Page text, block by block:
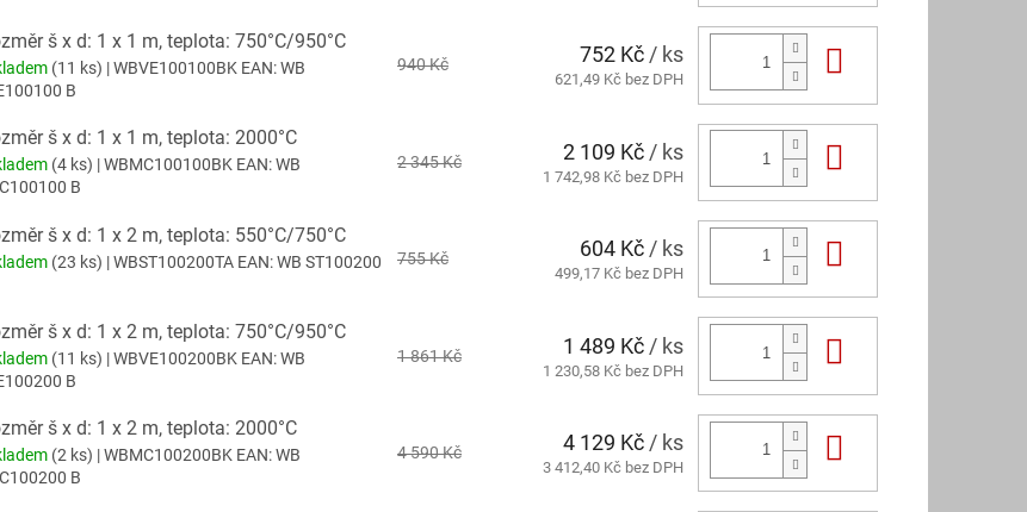
š x d: 1 x 1 m, teplota: 750°C/950°C
(11 ks) | WBVE100100BK EAN:WB
B
940 Kč 752 Kč/ ks
621,49 Kč bez DPH
š x d: 1 x 1 m, teplota: 2000°C
(4 ks) | WBMC100100BK EAN:WB
B
2 345 Kč 2 109 Kč / ks
1 742,98 Kč bez DPH
š x d: 1 x 2 m, teplota: 550°C/750°C
(23 ks) | WBST100200TA EAN:WB ST100200
755 Kč 604 Kč / ks
499,17 Kč bez DPH
š x d: 1 x 2 m, teplota: 750°C/950°C
(11 ks) | WBVE100200BK EAN:WB
B
1 861 Kč 1 489 Kč / ks
1 230,58 Kč bez DPH
š x d: 1 x 2 m, teplota: 2000°C
(2 ks) | WBMC100200BK EAN:WB
B
4 590 Kč 4 129 Kč / ks
3 412,40 Kč bez DPH